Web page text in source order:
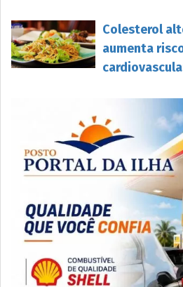
Colesterol
aumenta